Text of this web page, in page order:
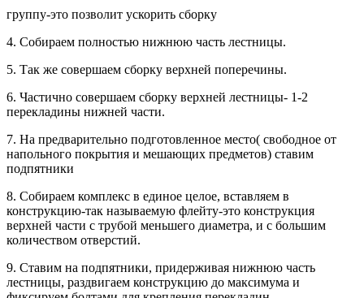
группу-это позволит ускорить сборку
4. Собираем полностью нижнюю часть лестницы.
5. Так же совершаем сборку верхней поперечины.
6. Частично совершаем сборку верхней лестницы- 1-2
перекладины нижней части.
7. На предварительно подготовленное место( свободное от
напольного покрытия и мешающих предметов) ставим
подпятники
8. Собираем комплекс в единое целое, вставляем в
конструкцию-так называемую флейту-это конструкция
верхней части с трубой меньшего диаметра, и с большим
количеством отверстий.
9. Ставим на подпятники, придерживая нижнюю часть
лестницы, раздвигаем конструкцию до максимума и